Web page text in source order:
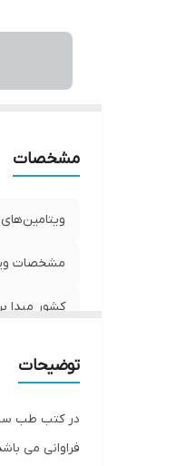
مشخصات
مشخصات
کشور مبدا
توضیحات
در کتب طب
فراوانی می